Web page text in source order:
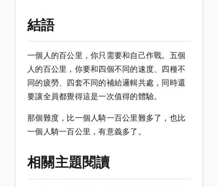
結語
一個人的百公里，你只需要和自己作戰。五個
人的百公里，你要和四個不同的速度、四種不
同的疲勞、四套不同的補給邏輯共處，同時還
要讓全員都覺得這是一次值得的體驗。
那個難度，比一個人騎一百公里難多了，也比
一個人騎一百公里，有意義多了。
相關主題閱讀